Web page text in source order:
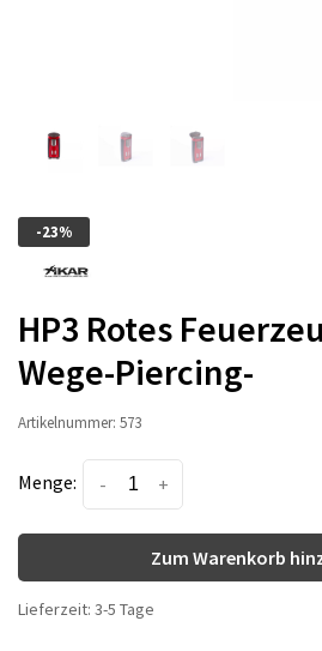
-23%
HP3 Rotes
Wege-Piercing-
Artikelnummer: 573
Menge: +
-
Zum Warenkorb
Lieferzeit: 3-5 Tage